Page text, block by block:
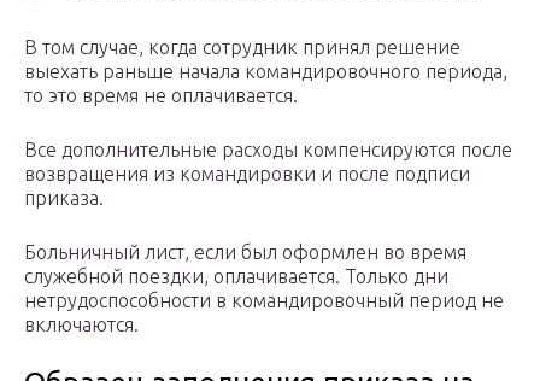
В том случае, когда сотрудник принял решение
выехать раньше начала командировочного периода,
то это время не оплачивается.
Все дополнительные расходы компенсируются после
возвращения из командировки и после подписи
приказа.
Больничный лист, если был оформлен во время
служебной поездки, оплачивается. Только дни
нетрудоспособности в командировочный период не
включаются.